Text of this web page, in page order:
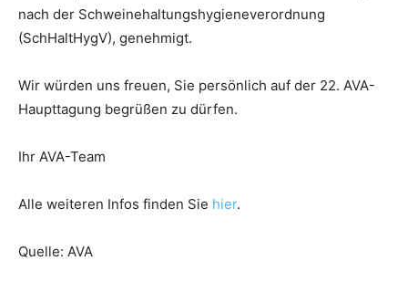
nach der Schweinehaltungshygieneverordnung
(SchHaltHygV), genehmigt.
Wir würden uns freuen, Sie persönlich auf der 22. AVA-
Haupttagung begrüßen zu dürfen.
Ihr AVA-Team
Alle weiteren Infos finden Sie hier.
Quelle: AVA